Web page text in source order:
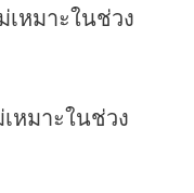
หมาะในช่วง
หมาะในช่วง